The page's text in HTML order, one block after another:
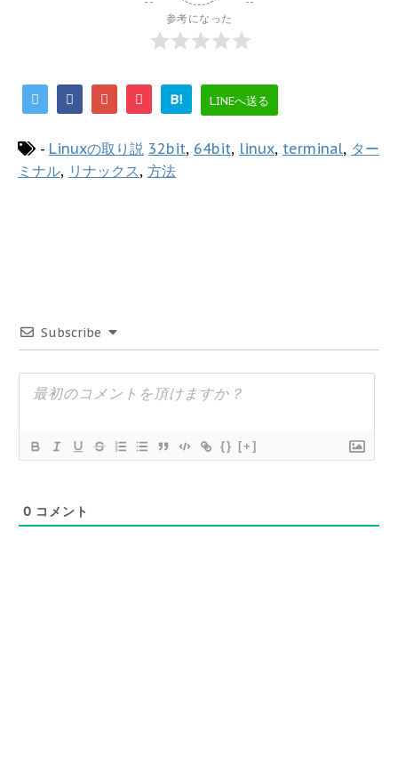
参考になった
B! LINEへ送る
- Linuxの取り説 32bit, 64bit, linux, terminal, ター
ミナル, リナックス , 方法
Subscribe
{} [+]
0 コメント